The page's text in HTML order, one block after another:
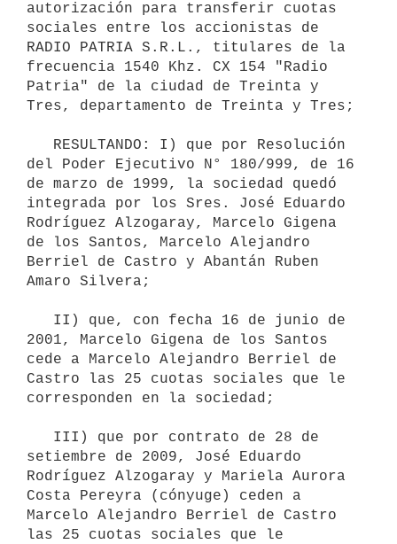
autorización para transferir cuotas
sociales entre los accionistas de
RADIO PATRIA S.R.L., titulares de la
frecuencia 1540 Khz. CX 154 "Radio
Patria" de la ciudad de Treinta y
Tres, departamento de Treinta y Tres;
del Poder Ejecutivo N° 180/999, de 16
de marzo de 1999, la sociedad quedó
integrada por los Sres. José Eduardo
Rodríguez Alzogaray, Marcelo Gigena
de los Santos, Marcelo Alejandro
Berriel de Castro y Abantán Ruben
Amaro Silvera;
2001, Marcelo Gigena de los Santos
cede a Marcelo Alejandro Berriel de
Castro las 25 cuotas sociales que le
corresponden en la sociedad;
setiembre de 2009, José Eduardo
Rodríguez Alzogaray y Mariela Aurora
Costa Pereyra (cónyuge) ceden a
Marcelo Alejandro Berriel de Castro
las 25 cuotas sociales que le